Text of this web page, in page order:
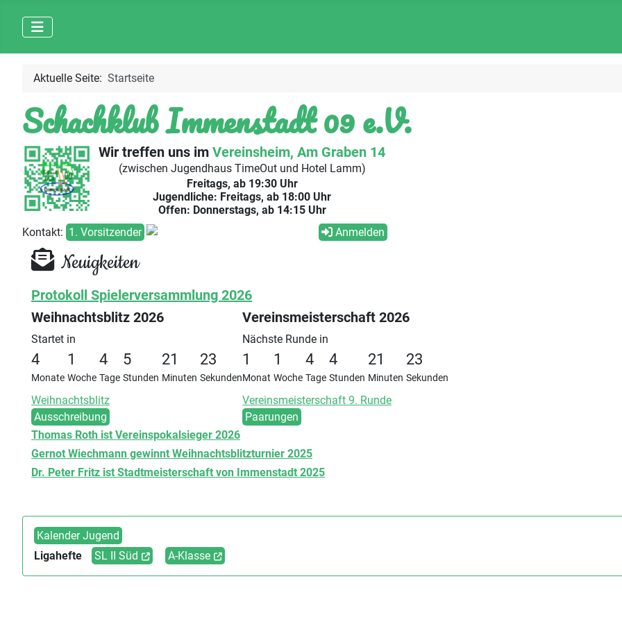
Aktuelle Seite: Startseite
Schachklub Immenstadt 09 e.V.
Wir treffen uns im Vereinsheim, Am Graben 14
(zwischen Jugendhaus TimeOut und Hotel Lamm)
Freitags, ab 19:30 Uhr
Jugendliche: Freitags, ab 18:00 Uhr
Offen: Donnerstags, ab 14:15 Uhr
Kontakt: 1. Vorsitzender Anmelden
Neuigkeiten
Protokoll Spielerversammlung 2026
Weihnachtsblitz 2026
Startet in
4
Monate
1
Woche
4
Tage
5
Stunden
21
Minuten
23
Sekunden
Weihnachtsblitz
Ausschreibung
Vereinsmeisterschaft 2026
Nächste Runde in
1
Monat
1
Woche
4
Tage
4
Stunden
21
Minuten
23
Sekunden
Vereinsmeisterschaft 9. Runde
Paarungen
Thomas Roth ist Vereinspokalsieger 2026
Gernot Wiechmann gewinnt Weihnachtsblitzturnier 2025
Dr. Peter Fritz ist Stadtmeisterschaft von Immenstadt 2025
Kalender Jugend
Ligahefte
SL II Süd A-Klasse